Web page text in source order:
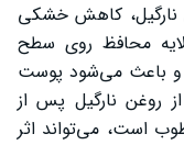
نارگیل، کاهش خشکی
محافظ روی سطح
و باعث می‌شود پوست
روغن نارگیل پس از
است، می‌تواند اثر